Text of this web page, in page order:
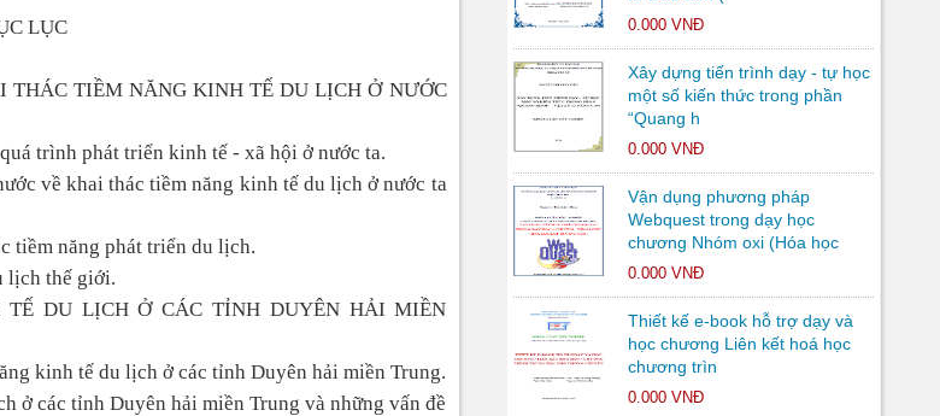
LỤC
TIỀM NĂNG KINH TẾ DU LỊCH Ở NƯỚC
trình phát triển kinh tế - xã hội ở nước ta.
về khai thác tiềm năng kinh tế du lịch ở nước ta
tiềm năng phát triển du lịch.
lịch thế giới.
DU LỊCH Ở CÁC TỈNH DUYÊN HẢI MIỀN
kinh tế du lịch ở các tỉnh Duyên hải miền Trung.
ở các tỉnh Duyên hải miền Trung và những vấn đề
0.000 VNĐ
Xây dựng tiến trình dạy - tự học
một số kiến thức trong phần
“Quang h
0.000 VNĐ
Vận dụng phương pháp
Webquest trong dạy học
chương Nhóm oxi (Hóa học
0.000 VNĐ
Thiết kế e-book hỗ trợ dạy và
học chương Liên kết hoá học
chương trìn
0.000 VNĐ